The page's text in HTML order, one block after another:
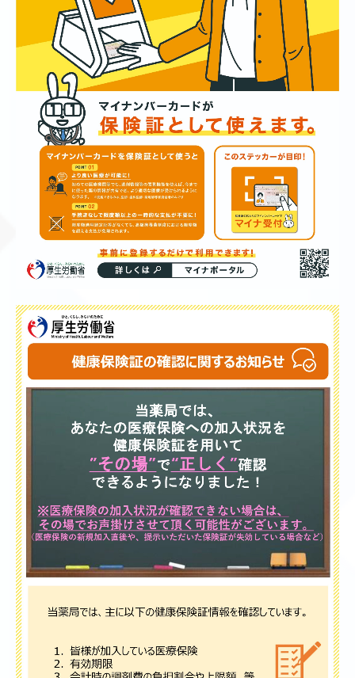
ご覧ください。
■2025/7/14
リアン薬局一宮店で 2025年7月30日（水）に “きこえの
相談会” を開催します。
詳細は「イベント健康教室 」をご覧ください。
■2025/7/10
リアン薬局一宮店で 健康チェック＆相談会 当日の様子
を掲載いたしました。
詳細は「
イベント健康教室」をご覧ください。
■2025/4/7
＆相談会を開催します。
詳細は「イベント健康教室
■2025/2/18
リアン薬局一宮店 健康チェック＆相談会 当日の様子
を掲載いたしました。
詳細は「
イベント健康教室」をご覧ください。
■2024/11/19
リアン薬局一宮店で2025年2月13日（木）に健康チェッ
ク＆相談会を開催します。
詳細は「
■2024/10/15
リアン薬局一宮店 健康チェックフェア当日の様子を掲載
いたしました
詳細は「 イベント健康教室」をご覧ください。